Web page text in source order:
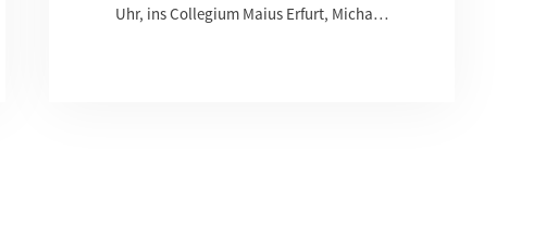
Uhr, ins Collegium Maius Erfurt, Micha…